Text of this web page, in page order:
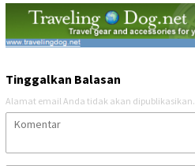
Tinggalkan Balasan
Alamat email Anda tidak akan dipublikasikan.